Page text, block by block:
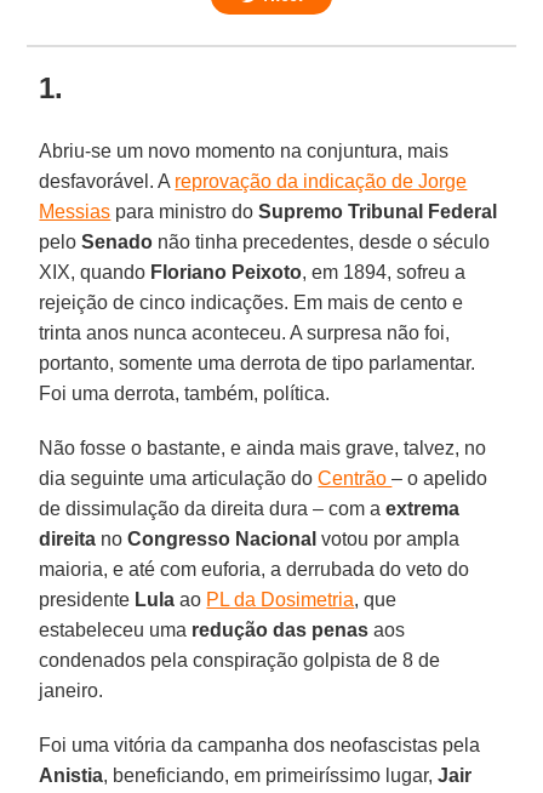
1.
Abriu-se um novo momento na conjuntura, mais
desfavorável. A reprovação da indicação de Jorge
Messias para ministro do Supremo Tribunal Federal
peloSenado não tinha precedentes, desde o século
XIX, quando Floriano Peixoto, em 1894, sofreu a
rejeição de cinco indicações. Em mais de cento e
trinta anos nunca aconteceu. A surpresa não foi,
portanto, somente uma derrota de tipo parlamentar.
Foi uma derrota, também, política.
Não fosse o bastante, e ainda mais grave, talvez, no
dia seguinte uma articulação doCentrão– o apelido
de dissimulação da direita dura – com aextrema
direita noCongresso Nacional votou por ampla
maioria, e até com euforia, a derrubada do veto do
presidente Lula ao PL da Dosimetria, que
estabeleceu uma redução das penas aos
condenados pela conspiração golpista de 8 de
janeiro.
Foi uma vitória da campanha dos neofascistas pela
Anistia, beneficiando, em primeiríssimo lugar, Jair